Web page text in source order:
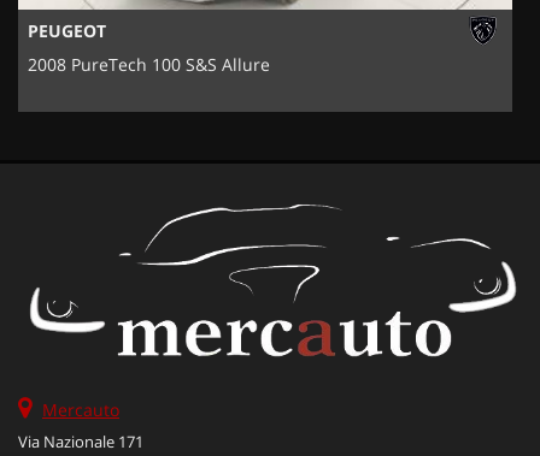
PEUGEOT
2008 PureTech 100 S&S Allure
Mercauto
Via Nazionale 171